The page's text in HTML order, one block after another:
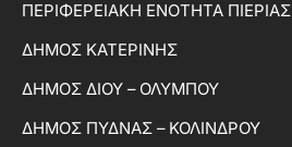
ΠΕΡΙΦΕΡΕΙΑΚΗ ΕΝΟΤΗΤΑ ΠΙΕΡΙΑΣ
ΔΗΜΟΣ ΚΑΤΕΡΙΝΗΣ
ΔΗΜΟΣ ΔΙΟΥ – ΟΛΥΜΠΟΥ
ΔΗΜΟΣ ΠΥΔΝΑΣ – ΚΟΛΙΝΔΡΟΥ